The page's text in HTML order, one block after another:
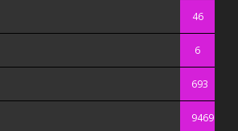
46
6
693
9469